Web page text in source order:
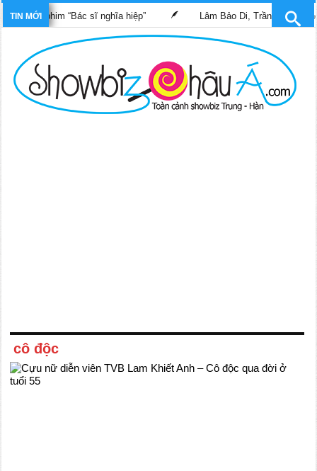
TIN MỚI
phim “Bác sĩ nghĩa hiệp” Lâm Bảo Di, Trần Pháp Dung
cô độc